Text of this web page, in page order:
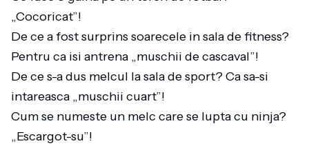
„Cocoricat”!
De ce a fost surprins soarecele in sala de fitness?
Pentru ca isi antrena „muschii de cascaval”!
De ce s-a dus melcul la sala de sport? Ca sa-si
intareasca „muschii cuart”!
Cum se numeste un melc care se lupta cu ninja?
„Escargot-su”!